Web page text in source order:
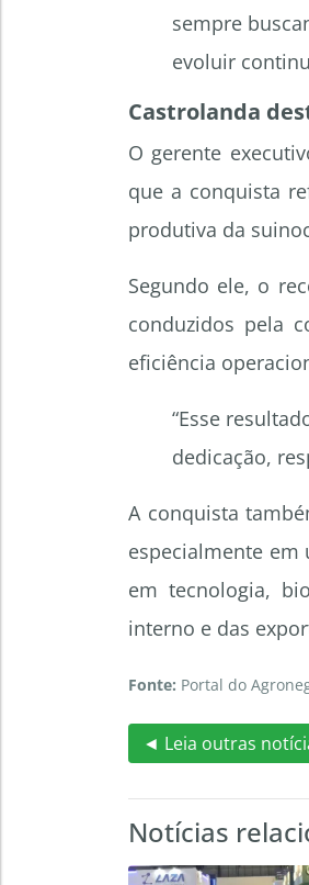
sempre
evoluir
Castrolanda
O gerente
que a conquista
produtiva da
Segundo ele, o
conduzidos pela
eficiência
“Esse
dedicação,
A conquista
especialmente
em tecnologia,
interno e das
Fonte: Portal do
◄ Leia outras
Notícias